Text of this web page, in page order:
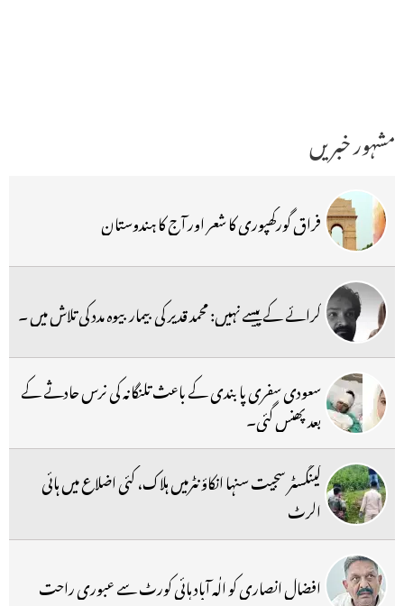
مشہور خبریں
فراق گورکھپوری کا شعر اور آج کا ہندوستان
کرائے کے پیسے نہیں: محمد قدیر کی بیمار بیوہ مدد کی تلاش میں ۔
سعودی سفری پابندی کے باعث تلنگانہ کی نرس حادثے کے
بعد پھنس گئی۔
گینگسٹر سجیت سنہا انکاؤنٹرمیں ہلاک، کئی اضلاع میں ہائی
الرٹ
افضال انصاری کو الٰہ آباد ہائی کورٹ سے عبوری راحت